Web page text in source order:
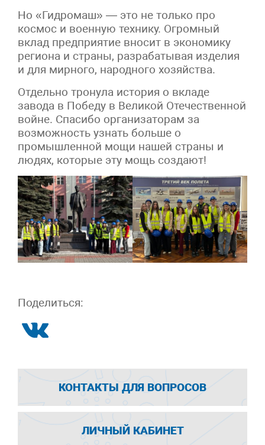
Но «Гидромаш» — это не только про
космос и военную технику. Огромный
вклад предприятие вносит в экономику
региона и страны, разрабатывая изделия
и для мирного, народного хозяйства.
Отдельно тронула история о вкладе
завода в Победу в Великой Отечественной
войне. Спасибо организаторам за
возможность узнать больше о
промышленной мощи нашей страны и
людях, которые эту мощь создают!
Поделиться:
КОНТАКТЫ ДЛЯ ВОПРОСОВ
ЛИЧНЫЙ КАБИНЕТ